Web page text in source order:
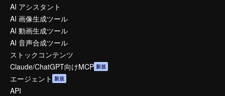
AI アシスタント
AI 画像生成ツール
AI 動画生成ツール
AI 音声合成ツール
ストックコンテンツ
Claude/ChatGPT向けMCP 新規
エージェント 新規
API